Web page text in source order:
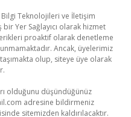
Bilgi Teknolojileri ve İletişim
Yer Sağlayıcı olarak hizmet
proaktif olarak denetleme
Ancak, üyelerimiz
olup, siteye üye olarak
olduğunu düşündüğünüz
adresine bildirmeniz
sitemizden kaldırılacaktır.